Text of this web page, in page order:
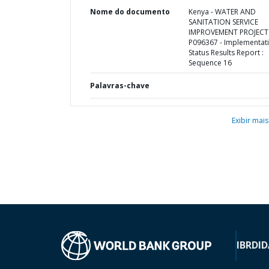
Nome do documento
Kenya - WATER AND
SANITATION SERVICE
IMPROVEMENT
P096367 -
Status Results Report :
Sequence 16
Palavras-chave
Exibir mais
IBRD